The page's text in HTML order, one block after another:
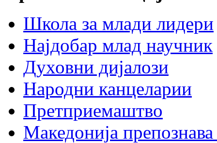
Школа за млади лидери
Најдобар млад научник
Духовни дијалози
Народни канцеларии
Претприемаштво
Македонија